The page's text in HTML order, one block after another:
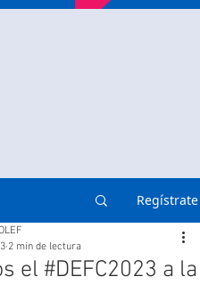
Regístrate
el #DEFC2023 a la
2 min de lectura